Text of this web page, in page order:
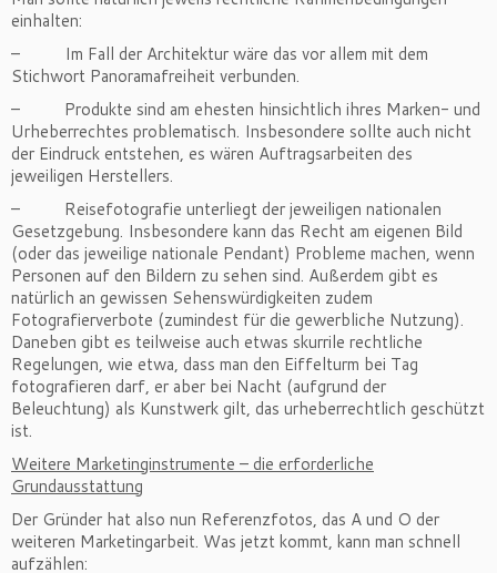
einhalten:
– Im Fall der Architektur wäre das vor allem mit dem
Stichwort Panoramafreiheit verbunden.
– Produkte sind am ehesten hinsichtlich ihres Marken- und
Urheberrechtes problematisch. Insbesondere sollte auch nicht
der Eindruck entstehen, es wären Auftragsarbeiten des
jeweiligen Herstellers.
– Reisefotografie unterliegt der jeweiligen nationalen
Gesetzgebung. Insbesondere kann das Recht am eigenen Bild
(oder das jeweilige nationale Pendant) Probleme machen, wenn
Personen auf den Bildern zu sehen sind. Außerdem gibt es
natürlich an gewissen Sehenswürdigkeiten zudem
Fotografierverbote (zumindest für die gewerbliche Nutzung).
Daneben gibt es teilweise auch etwas skurrile rechtliche
Regelungen, wie etwa, dass man den Eiffelturm bei Tag
fotografieren darf, er aber bei Nacht (aufgrund der
Beleuchtung) als Kunstwerk gilt, das urheberrechtlich geschützt
ist.
Weitere Marketinginstrumente – die erforderliche
Grundausstattung
Der Gründer hat also nun Referenzfotos, das A und O der
weiteren Marketingarbeit. Was jetzt kommt, kann man schnell
aufzählen: